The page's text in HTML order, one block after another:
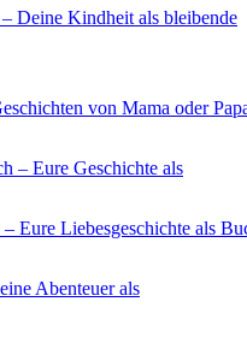
Deine Kindheit als bleibende
von Mama oder
– Eure Geschichte als
Eure Liebesgeschichte als
Abenteuer als